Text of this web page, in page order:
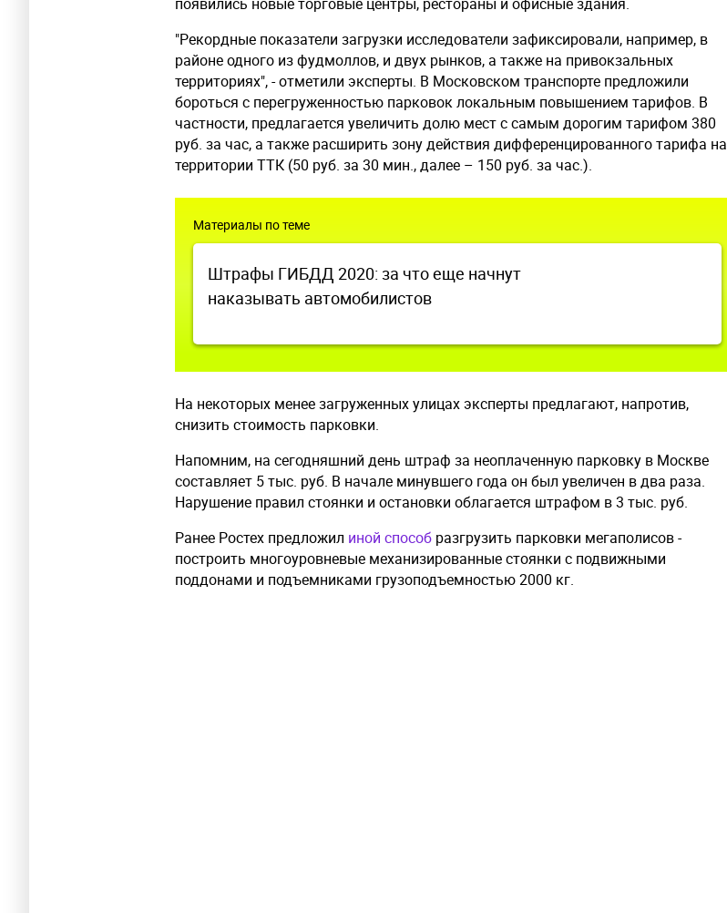
"Рекордные показатели загрузки исследователи зафиксировали, например, в
районе одного из фудмоллов, и двух рынков, а также на привокзальных
территориях", - отметили эксперты. В Московском транспорте предложили
бороться с перегруженностью парковок локальным повышением тарифов. В
частности, предлагается увеличить долю мест с самым дорогим тарифом 380
руб. за час, а также расширить зону действия дифференцированного тарифа на
территории ТТК (50 руб. за 30 мин., далее – 150 руб. за час.).
Материалы по теме
Штрафы ГИБДД 2020: за что еще начнут
наказывать автомобилистов
На некоторых менее загруженных улицах эксперты предлагают, напротив,
снизить стоимость парковки.
Напомним, на сегодняшний день штраф за неоплаченную парковку в Москве
составляет 5 тыс. руб. В начале минувшего года он был увеличен в два раза.
Нарушение правил стоянки и остановки облагается штрафом в 3 тыс. руб.
Ранее Ростех предложил иной способ разгрузить парковки мегаполисов -
построить многоуровневые механизированные стоянки с подвижными
поддонами и подъемниками грузоподъемностью 2000 кг.